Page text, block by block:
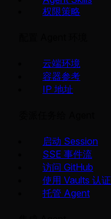
权限策略
云端环境
容器参考
IP 地址
启动 Session
SSE 事件流
访问 GitHub
使用 Vaults 认证
托管 Agent